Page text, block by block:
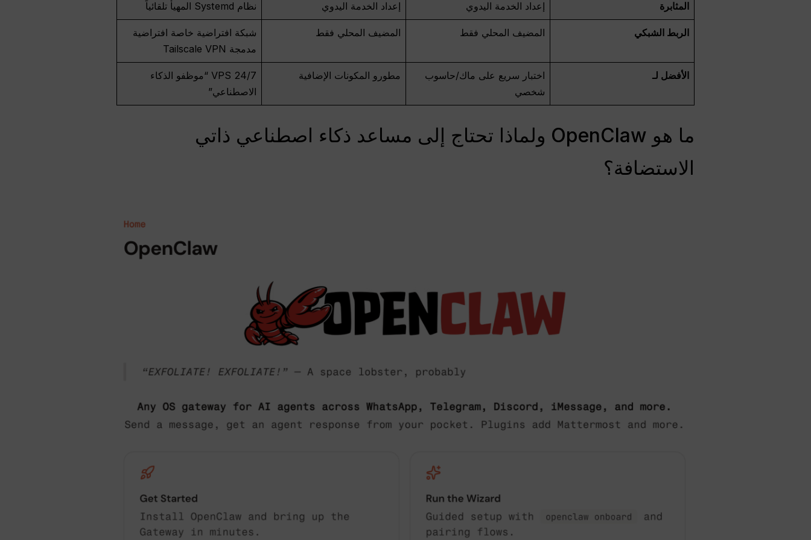
المثابرة إعداد الخدمة اليدوي إعداد الخدمة اليدوي نظام Systemd المهيأ تلقائياً
الربط الشبكي المضيف المحلي فقط المضيف المحلي فقط
شبكة افتراضية خاصة افتراضية
مدمجة Tailscale VPN
الأفضل لـ
اختبار سريع على ماك/حاسوب
شخصي
مطورو المكونات الإضافية
24/7 VPS “موظفو الذكاء
الاصطناعي”
ما هو OpenClaw ولماذا تحتاج إلى مساعد ذكاء اصطناعي ذاتي
الاستضافة؟